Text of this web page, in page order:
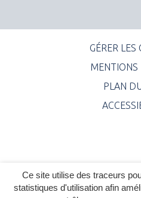
Ce site utilise des traceurs
statistiques d'utilisation afin
GÉRER LES
MENTIONS
PLAN